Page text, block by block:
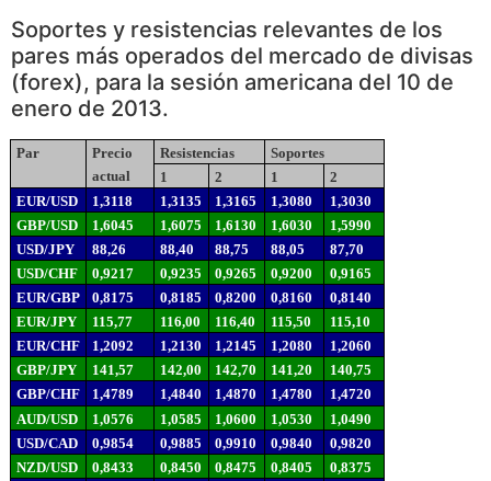
Soportes y resistencias relevantes de los
pares más operados del mercado de divisas
(forex), para la sesión americana del 10 de
enero de 2013.
Par
Precio
actual
Resistencias
Soportes
1
2 1
2
EUR/USD
1,3118 1,3135 1,3165 1,3080
1,3030
GBP/USD
1,6045 1,6075 1,6130 1,6030
1,5990
USD/JPY
88,26 88,40 88,75 88,05
87,70
USD/CHF
0,9217 0,9235 0,9265 0,9200
0,9165
EUR/GBP
0,8175 0,8185 0,8200 0,8160
0,8140
EUR/JPY
115,77 116,00 116,40 115,50
115,10
EUR/CHF
1,2092 1,2130 1,2145 1,2080
1,2060
GBP/JPY
141,57 142,00 142,70 141,20
140,75
GBP/CHF
1,4789 1,4840 1,4870 1,4780
1,4720
AUD/USD
1,0576 1,0585 1,0600 1,0530
1,0490
USD/CAD
0,9854 0,9885 0,9910 0,9840
0,9820
NZD/USD
0,8433 0,8450 0,8475 0,8405
0,8375